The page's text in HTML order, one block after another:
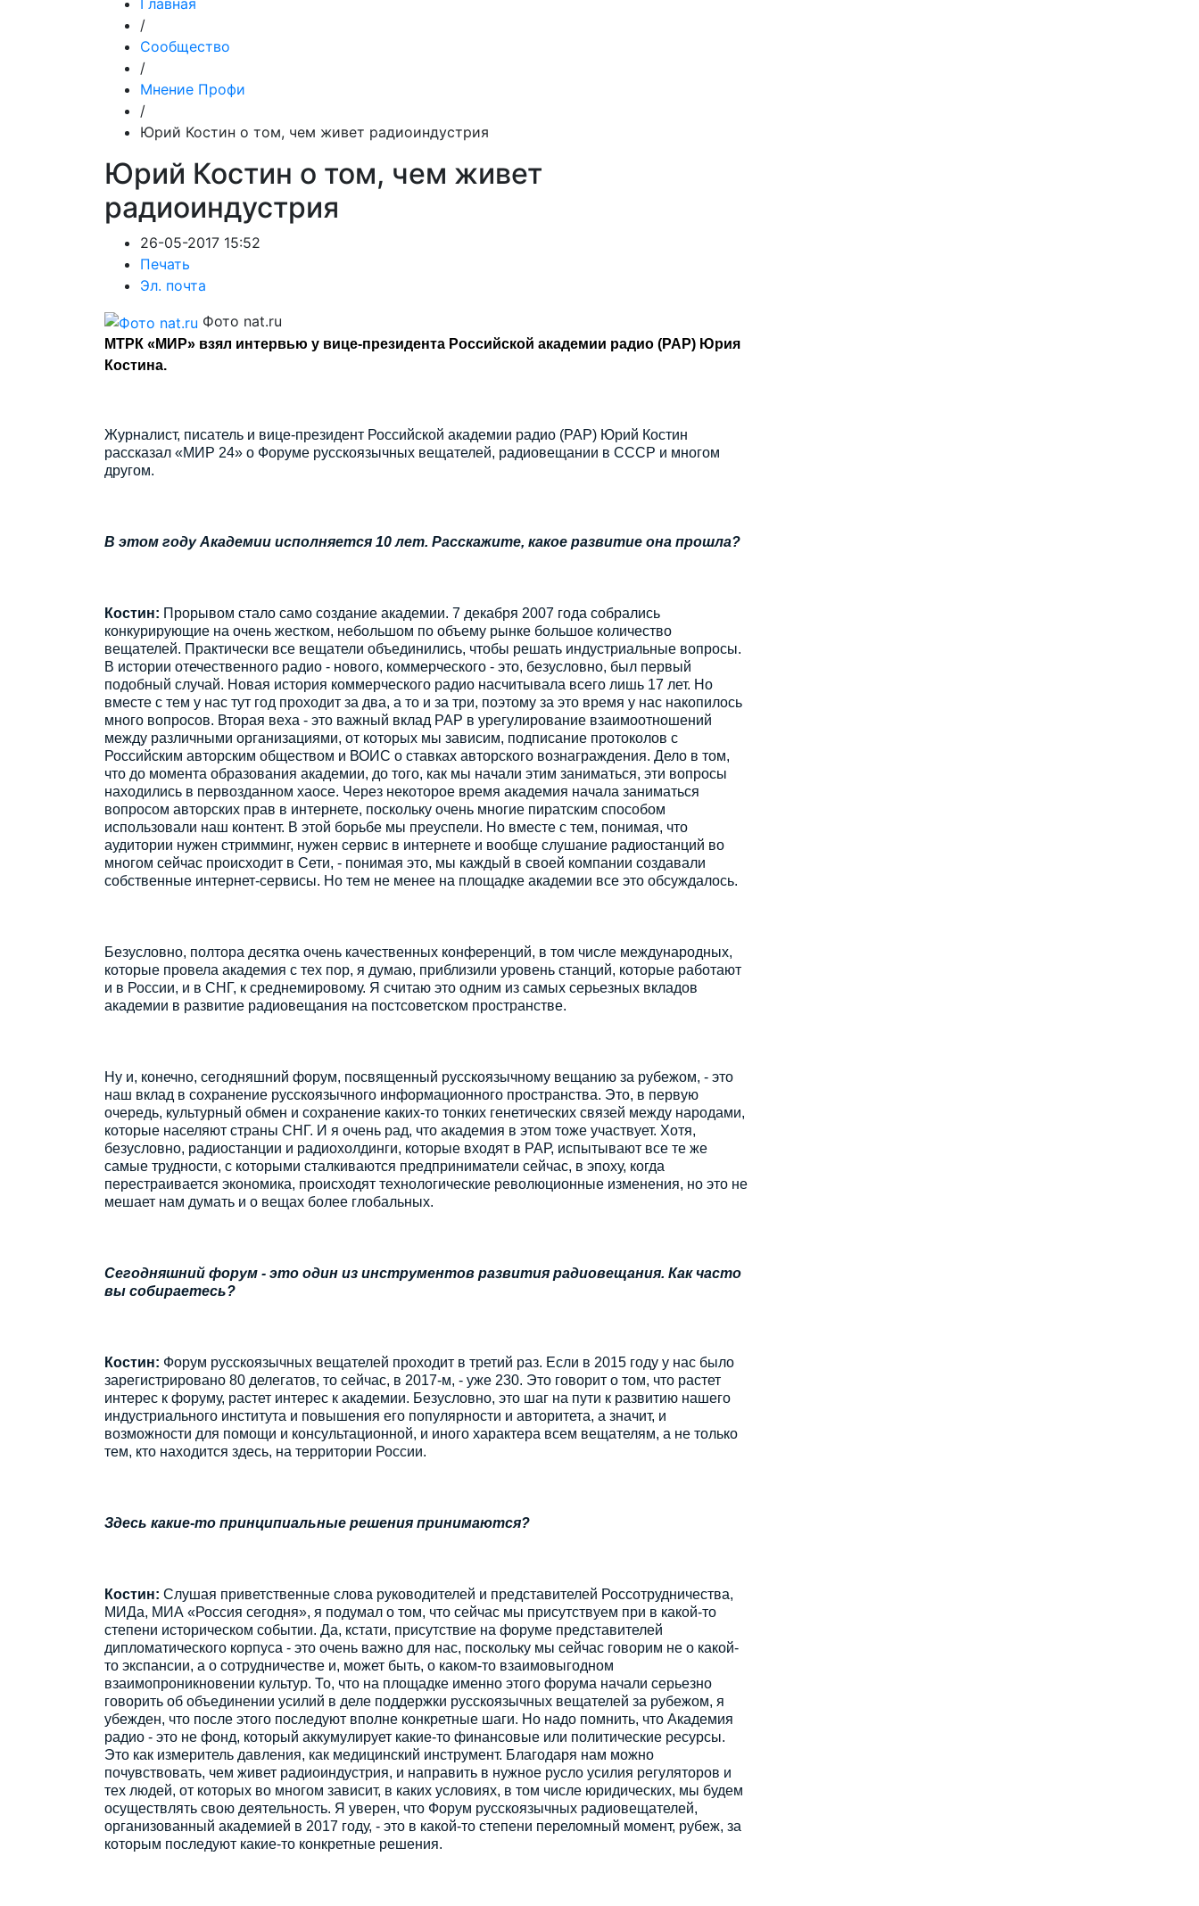
Главная
/
Сообщество
/
Мнение Профи
/
Юрий Костин о том, чем живет радиоиндустрия
Юрий Костин о том, чем живет
радиоиндустрия
26-05-2017 15:52
Печать
Эл. почта
Фото nat.ru
МТРК «МИР» взял интервью у вице-президента Российской академии радио (РАР) Юрия
Костина.
Журналист, писатель и вице-президент Российской академии радио (РАР) Юрий Костин
рассказал «МИР 24» о Форуме русскоязычных вещателей, радиовещании в СССР и многом
другом.
В этом году Академии исполняется 10 лет. Расскажите, какое развитие она прошла?
Костин: Прорывом стало само создание академии. 7 декабря 2007 года собрались
конкурирующие на очень жестком, небольшом по объему рынке большое количество
вещателей. Практически все вещатели объединились, чтобы решать индустриальные вопросы.
В истории отечественного радио - нового, коммерческого - это, безусловно, был первый
подобный случай. Новая история коммерческого радио насчитывала всего лишь 17 лет. Но
вместе с тем у нас тут год проходит за два, а то и за три, поэтому за это время у нас накопилось
много вопросов. Вторая веха - это важный вклад РАР в урегулирование взаимоотношений
между различными организациями, от которых мы зависим, подписание протоколов с
Российским авторским обществом и ВОИС о ставках авторского вознаграждения. Дело в том,
что до момента образования академии, до того, как мы начали этим заниматься, эти вопросы
находились в первозданном хаосе. Через некоторое время академия начала заниматься
вопросом авторских прав в интернете, поскольку очень многие пиратским способом
использовали наш контент. В этой борьбе мы преуспели. Но вместе с тем, понимая, что
аудитории нужен стримминг, нужен сервис в интернете и вообще слушание радиостанций во
многом сейчас происходит в Сети, - понимая это, мы каждый в своей компании создавали
собственные интернет-сервисы. Но тем не менее на площадке академии все это обсуждалось.
Безусловно, полтора десятка очень качественных конференций, в том числе международных,
которые провела академия с тех пор, я думаю, приблизили уровень станций, которые работают
и в России, и в СНГ, к среднемировому. Я считаю это одним из самых серьезных вкладов
академии в развитие радиовещания на постсоветском пространстве.
Ну и, конечно, сегодняшний форум, посвященный русскоязычному вещанию за рубежом, - это
наш вклад в сохранение русскоязычного информационного пространства. Это, в первую
очередь, культурный обмен и сохранение каких-то тонких генетических связей между народами,
которые населяют страны СНГ. И я очень рад, что академия в этом тоже участвует. Хотя,
безусловно, радиостанции и радиохолдинги, которые входят в РАР, испытывают все те же
самые трудности, с которыми сталкиваются предприниматели сейчас, в эпоху, когда
перестраивается экономика, происходят технологические революционные изменения, но это не
мешает нам думать и о вещах более глобальных.
Сегодняшний форум - это один из инструментов развития радиовещания. Как часто
вы собираетесь?
Костин: Форум русскоязычных вещателей проходит в третий раз. Если в 2015 году у нас было
зарегистрировано 80 делегатов, то сейчас, в 2017-м, - уже 230. Это говорит о том, что растет
интерес к форуму, растет интерес к академии. Безусловно, это шаг на пути к развитию нашего
индустриального института и повышения его популярности и авторитета, а значит, и
возможности для помощи и консультационной, и иного характера всем вещателям, а не только
тем, кто находится здесь, на территории России.
Здесь какие-то принципиальные решения принимаются?
Костин: Слушая приветственные слова руководителей и представителей Россотрудничества,
МИДа, МИА «Россия сегодня», я подумал о том, что сейчас мы присутствуем при в какой-то
степени историческом событии. Да, кстати, присутствие на форуме представителей
дипломатического корпуса - это очень важно для нас, поскольку мы сейчас говорим не о какой-
то экспансии, а о сотрудничестве и, может быть, о каком-то взаимовыгодном
взаимопроникновении культур. То, что на площадке именно этого форума начали серьезно
говорить об объединении усилий в деле поддержки русскоязычных вещателей за рубежом, я
убежден, что после этого последуют вполне конкретные шаги. Но надо помнить, что Академия
радио - это не фонд, который аккумулирует какие-то финансовые или политические ресурсы.
Это как измеритель давления, как медицинский инструмент. Благодаря нам можно
почувствовать, чем живет радиоиндустрия, и направить в нужное русло усилия регуляторов и
тех людей, от которых во многом зависит, в каких условиях, в том числе юридических, мы будем
осуществлять свою деятельность. Я уверен, что Форум русскоязычных радиовещателей,
организованный академией в 2017 году, - это в какой-то степени переломный момент, рубеж, за
которым последуют какие-то конкретные решения.